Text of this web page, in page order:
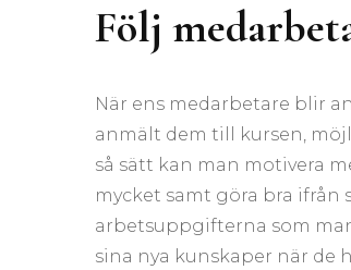
Följ
När ens medarbetare blir
anmält dem till kursen,
så sätt kan man motivera
mycket samt göra bra
arbetsuppgifterna som
sina nya kunskaper när de